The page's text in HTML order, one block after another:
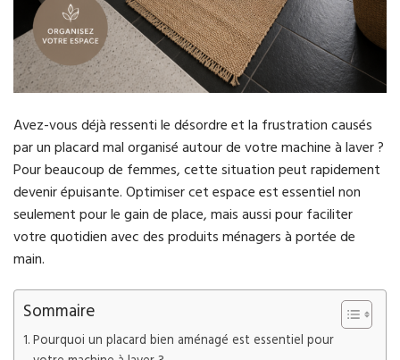
Avez-vous déjà ressenti le désordre et la frustration causés
par un placard mal organisé autour de votre machine à laver ?
Pour beaucoup de femmes, cette situation peut rapidement
devenir épuisante. Optimiser cet espace est essentiel non
seulement pour le gain de place, mais aussi pour faciliter
votre quotidien avec des produits ménagers à portée de
main.
Sommaire
Pourquoi un placard bien aménagé est essentiel pour